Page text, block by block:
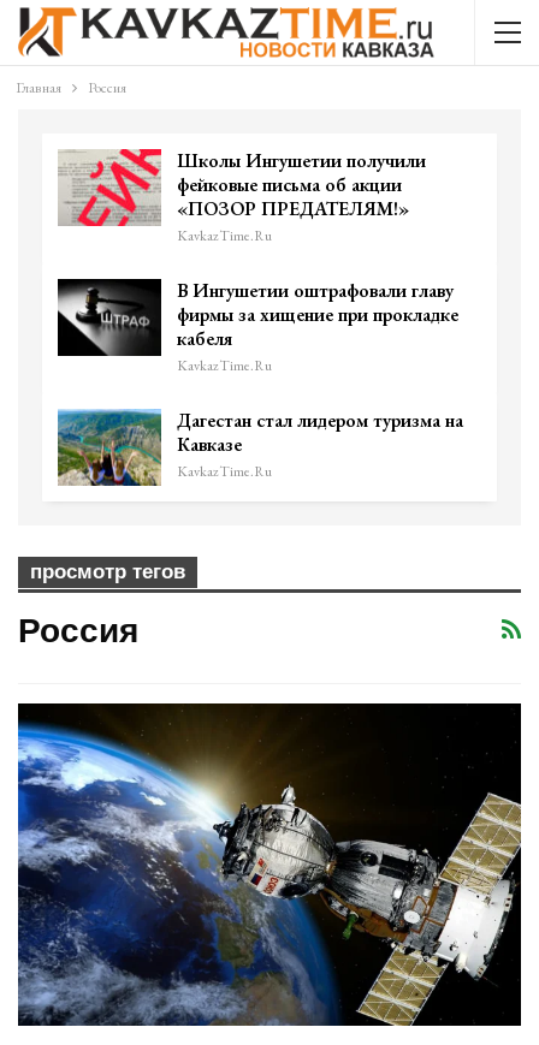
Главная Россия
Школы Ингушетии получили
фейковые письма об акции
«ПОЗОР ПРЕДАТЕЛЯМ!»
KavkazTime.ru
В Ингушетии оштрафовали главу
фирмы за хищение при прокладке
кабеля
KavkazTime.ru
Дагестан стал лидером туризма на
Кавказе
KavkazTime.ru
просмотр тегов
Россия